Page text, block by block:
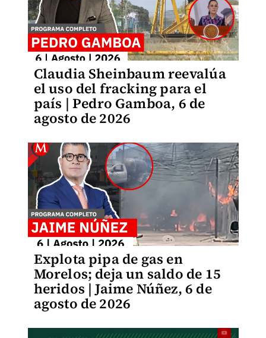
Claudia Sheinbaum reevalúa
el uso del fracking para el
país | Pedro Gamboa, 6 de
agosto de 2026
Explota pipa de gas en
Morelos; deja un saldo de 15
heridos | Jaime Núñez, 6 de
agosto de 2026